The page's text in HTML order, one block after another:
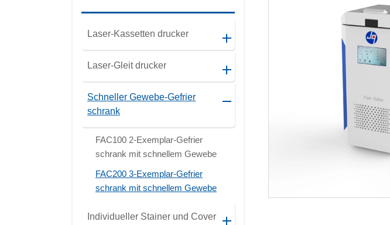
Laser-Kassetten drucker
Laser-Gleit drucker
Schneller Gewebe-Gefrier
schrank
FAC100 2-Exemplar-Gefrier
schrank mit schnellem Gewebe
FAC200 3-Exemplar-Gefrier
schrank mit schnellem Gewebe
Individueller Stainer und Cover